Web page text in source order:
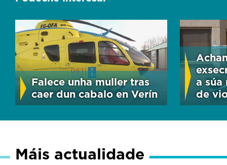
Falece unha muller tras
caer dun cabalo en Verín
a súa
de
Máis actualidade